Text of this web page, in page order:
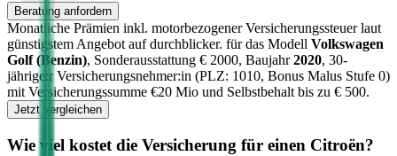
Beratung anfordern
Monatliche Prämien inkl. motorbezogener Versicherungssteuer laut
günstigstem Angebot auf durchblicker. für das Modell Volkswagen
Golf(Benzin), Sonderausstattung € 2000, Baujahr2020, 30-
jährige:r Versicherungsnehmer:in (PLZ: 1010, Bonus Malus Stufe 0)
mit Versicherungssumme €20 Mio und Selbstbehalt bis zu € 500.
Jetzt vergleichen
Wie viel kostet die Versicherung für einen Citroën?